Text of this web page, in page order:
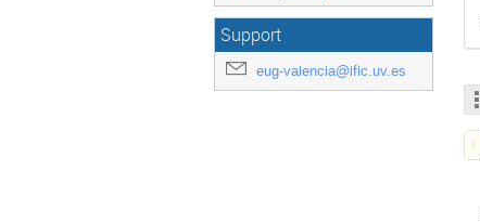
Support
eug-valencia@ific.uv.es